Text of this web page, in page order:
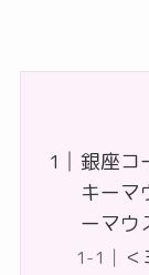
銀座コ
キーマ
ーマウ
＜